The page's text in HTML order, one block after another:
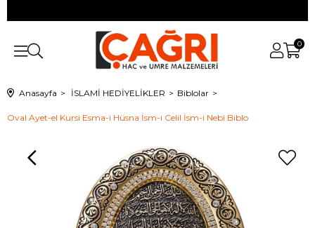
0
Anasayfa İSLAMİ HEDİYELİKLER Biblolar
Oval Ayet-el Kursi Esma-i Hüsna İsm-i Celil İsm-i Nebi Biblo